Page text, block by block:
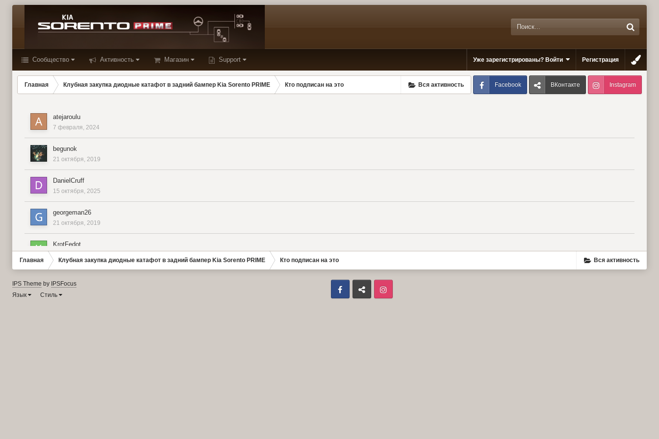
Сообщество Активность Магазин Support Уже зарегистрированы? Войти Регистрация
Вся активность
Главная Клубная закупка диодные катафот в задний бампер Kia Sorento PRIME Кто подписан на это Facebook ВКонтакте Instagram
atejaroulu
7 февраля, 2024
begunok
21 октября, 2019
DanielCruff
15 октября, 2025
georgeman26
21 октября, 2019
KrotFedot
11 февраля, 2024
Вся активность
Главная Клубная закупка диодные катафот в задний бампер Kia Sorento PRIME Кто подписан на это
IPS Theme by IPSFocus
Язык
Стиль
Facebook ВКонтакте